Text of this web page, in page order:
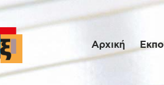
Αρχική